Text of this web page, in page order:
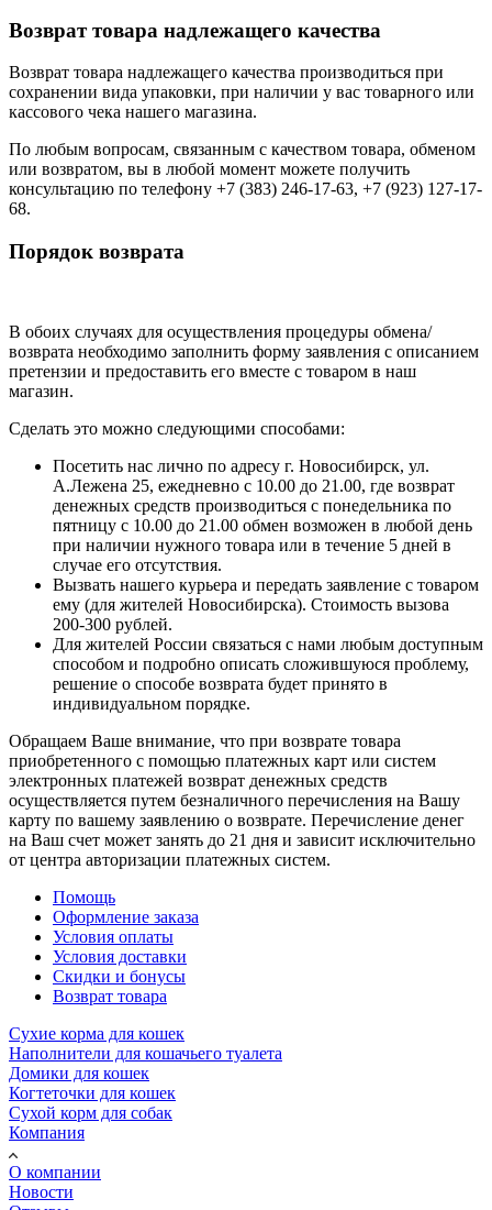
Возврат товара надлежащего качества
Возврат товара надлежащего качества производиться при
сохранении вида упаковки, при наличии у вас товарного или
кассового чека нашего магазина.
По любым вопросам, связанным с качеством товара, обменом
или возвратом, вы в любой момент можете получить
консультацию по телефону +7 (383) 246-17-63, +7 (923) 127-17-
68.
Порядок возврата
В обоих случаях для осуществления процедуры обмена/
возврата необходимо заполнить форму заявления с описанием
претензии и предоставить его вместе с товаром в наш
магазин.
Сделать это можно следующими способами:
Посетить нас лично по адресу г. Новосибирск, ул.
А.Лежена 25, ежедневно с 10.00 до 21.00, где возврат
денежных средств производиться с понедельника по
пятницу с 10.00 до 21.00 обмен возможен в любой день
при наличии нужного товара или в течение 5 дней в
случае его отсутствия.
Вызвать нашего курьера и передать заявление с товаром
ему (для жителей Новосибирска). Стоимость вызова
200-300 рублей.
Для жителей России связаться с нами любым доступным
способом и подробно описать сложившуюся проблему,
решение о способе возврата будет принято в
индивидуальном порядке.
Обращаем Ваше внимание, что при возврате товара
приобретенного с помощью платежных карт или систем
электронных платежей возврат денежных средств
осуществляется путем безналичного перечисления на Вашу
карту по вашему заявлению о возврате. Перечисление денег
на Ваш счет может занять до 21 дня и зависит исключительно
от центра авторизации платежных систем.
Помощь
Оформление заказа
Условия оплаты
Условия доставки
Скидки и бонусы
Возврат товара
Сухие корма для кошек
Наполнители для кошачьего туалета
Домики для кошек
Когтеточки для кошек
Сухой корм для собак
Компания
О компании
Новости